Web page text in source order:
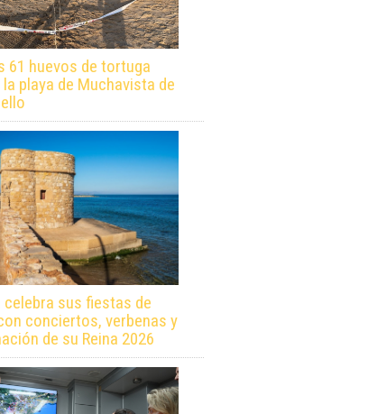
61 huevos de tortuga
la playa de Muchavista de
celebra sus fiestas de
conciertos, verbenas y
de su Reina 2026